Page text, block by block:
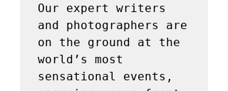
Our expert writers
and photographers are
on the ground at the
world’s most
sensational events,